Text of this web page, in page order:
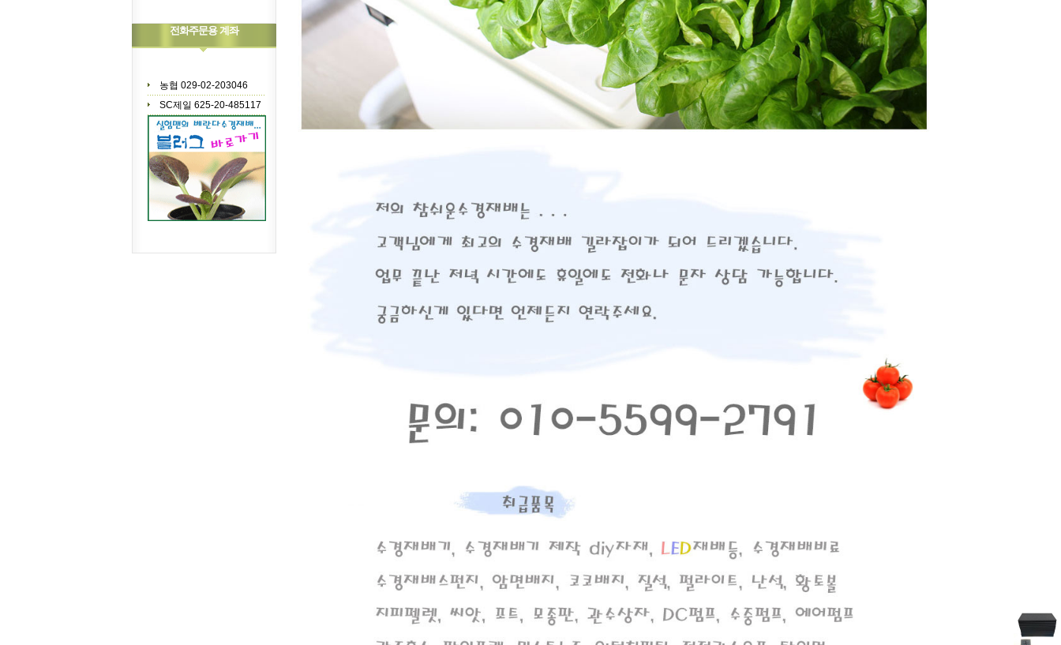
전화주문용 계좌
농협 029-02-203046
SC제일 625-20-485117